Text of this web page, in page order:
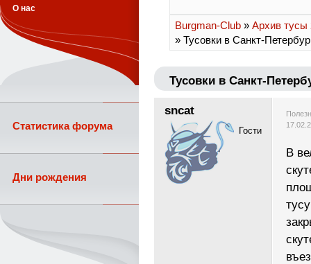
Burgman-Club » Архив тусы
» Тусовки в Санкт-
Тусовки в Санкт-
sncat
Гости
В
О нас
Статистика форума
Дни рождения